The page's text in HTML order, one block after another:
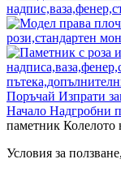
Поръчай Изпрати
Начало Надгробни
паметник Колелото
Условия за